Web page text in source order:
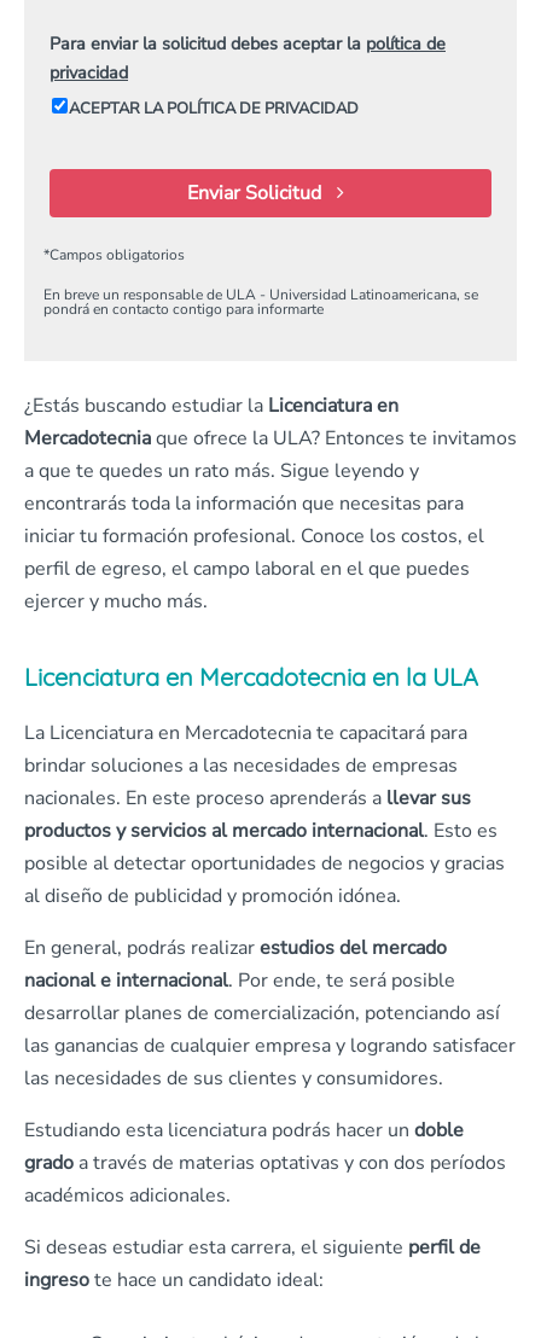
Para enviar la solicitud debes aceptar la política de
privacidad
ACEPTAR LA POLÍTICA DE PRIVACIDAD
Enviar Solicitud
*Campos obligatorios
En breve un responsable de ULA - Universidad Latinoamericana, se
pondrá en contacto contigo para informarte
¿Estás buscando estudiar la Licenciatura en
Mercadotecniaque ofrece la ULA? Entonces te invitamos
a que te quedes un rato más. Sigue leyendo y
encontrarás toda la información que necesitas para
iniciar tu formación profesional. Conoce los costos, el
perfil de egreso, el campo laboral en el que puedes
ejercer y mucho más.
Licenciatura en Mercadotecnia en la ULA
La Licenciatura en Mercadotecnia te capacitará para
brindar soluciones a las necesidades de empresas
nacionales. En este proceso aprenderás a llevar sus
productos y servicios al mercado internacional. Esto es
posible al detectar oportunidades de negocios y gracias
al diseño de publicidad y promoción idónea.
En general, podrás realizarestudios del mercado
nacional e internacional. Por ende, te será posible
desarrollar planes de comercialización, potenciando así
las ganancias de cualquier empresa y logrando satisfacer
las necesidades de sus clientes y consumidores.
Estudiando esta licenciatura podrás hacer un doble
grado a través de materias optativas y con dos períodos
académicos adicionales.
Si deseas estudiar esta carrera, el siguiente perfil de
ingresote hace un candidato ideal: